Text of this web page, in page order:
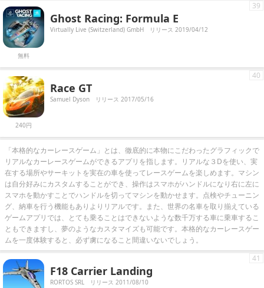
無料
Ghost Racing: Formula E
Virtually Live (Switzerland) GmbH リリース 2019/04/12
39
240円
Race GT
Samuel Dyson リリース 2017/05/16
40
「本格的なカーレースゲーム」とは、徹底的に本物にこだわったグラフィックで
リアルなカーレースゲームができるアプリを指します。リアルな３Dを使い、実
在する場所やサーキットを実在の車を使ってレースゲームを楽しめます。マシン
は自分好みにカスタムすることができ、操作はスマホがハンドルになり右に左に
スマホを動かすことでハンドルを切ってマシンを動かせます。点検やチューニン
グ、納車を行う機能もありよりリアルです。また、世界の名車を取り揃えている
ゲームアプリでは、とても乗ることはできないような数千万する車に乗車するこ
ともできますし、夢のようなカスタマイズも可能です。本格的なカーレースゲー
ムを一度体験すると、必ず虜になること間違いないでしょう。
F18 Carrier Landing
RORTOS SRL リリース 2011/08/10
41